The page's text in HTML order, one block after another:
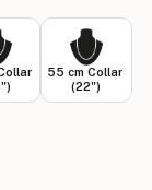
55 cm Collar
(22")